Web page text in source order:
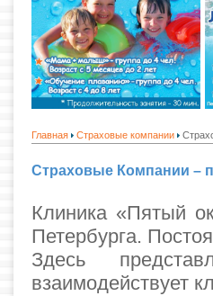
Главная Страховые компании
Страховые Компании –
Клиника «Пятый
Петербурга.
Здесь
взаимодействует